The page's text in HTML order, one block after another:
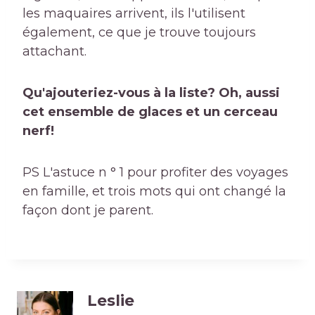
les maquaires arrivent, ils l'utilisent
également, ce que je trouve toujours
attachant.
Qu'ajouteriez-vous à la liste? Oh, aussi
cet ensemble de glaces et un cerceau
nerf!
PS L'astuce n ° 1 pour profiter des voyages
en famille, et trois mots qui ont changé la
façon dont je parent.
Leslie